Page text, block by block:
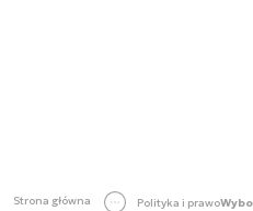
Strona główna Polityka i prawo